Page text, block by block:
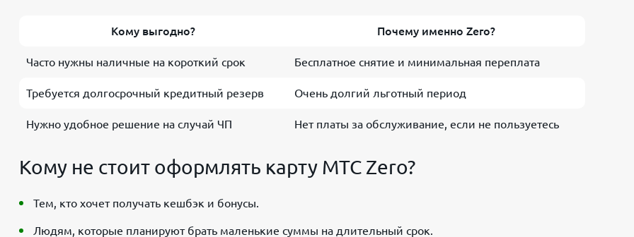
Кому выгодно? Почему именно Zero?
Часто нужны наличные на короткий срок Бесплатное снятие и минимальная переплата
Требуется долгосрочный кредитный резерв Очень долгий льготный период
Нужно удобное решение на случай ЧП Нет платы за обслуживание, если не пользуетесь
Кому не стоит оформлять карту МТС Zero?
Тем, кто хочет получать кешбэк и бонусы.
Людям, которые планируют брать маленькие суммы на длительный срок.